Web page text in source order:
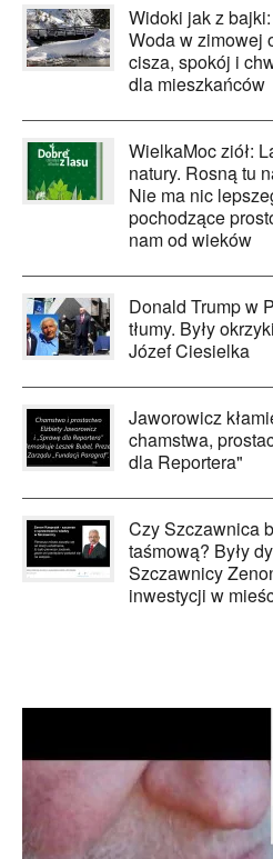
Widoki jak z
Woda w zimowej
cisza, spokój i
dla mieszkańców
WielkaMoc ziół:
natury. Rosną tu
Nie ma nic
pochodzące
nam od wieków
Donald Trump w
tłumy. Były
Józef Ciesielka
Jaworowicz
chamstwa,
dla Reportera"
Czy Szczawnica
taśmową? Były
Szczawnicy
inwestycji w